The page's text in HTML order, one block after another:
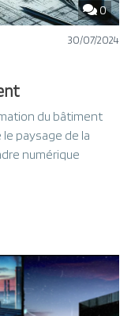
0
30/07/2024
du bâtiment
paysage de la
numérique